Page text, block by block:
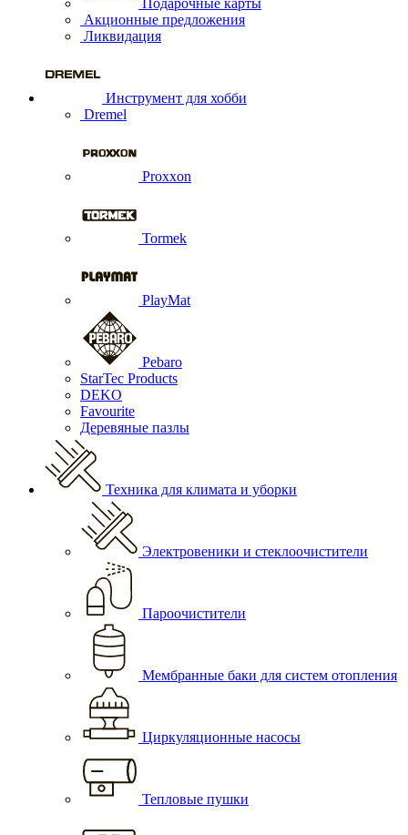
Подарочные карты
Акционные предложения
Ликвидация
Инструмент для хобби
Dremel
Proxxon
Tormek
PlayMat
Pebaro
StarTec Products
DEKO
Favourite
Деревяные пазлы
Техника для климата и уборки
Электровеники и стеклоочистители
Пароочистители
Мембранные баки для систем отопления
Циркуляционные насосы
Тепловые пушки